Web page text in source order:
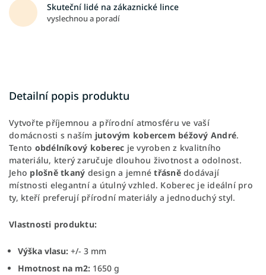
Skuteční lidé na zákaznické lince
vyslechnou a poradí
Detailní popis produktu
Vytvořte příjemnou a přírodní atmosféru ve vaší
domácnosti s naším jutovým kobercem béžový André.
Tento obdélníkový koberec je vyroben z kvalitního
materiálu, který zaručuje dlouhou životnost a odolnost.
Jeho plošně tkaný design a jemnétřásnědodávají
místnosti elegantní a útulný vzhled. Koberec je ideální pro
ty, kteří preferují přírodní materiály a jednoduchý styl.
Vlastnosti produktu:
Výška vlasu: +/- 3 mm
Hmotnost na m2: 1650 g